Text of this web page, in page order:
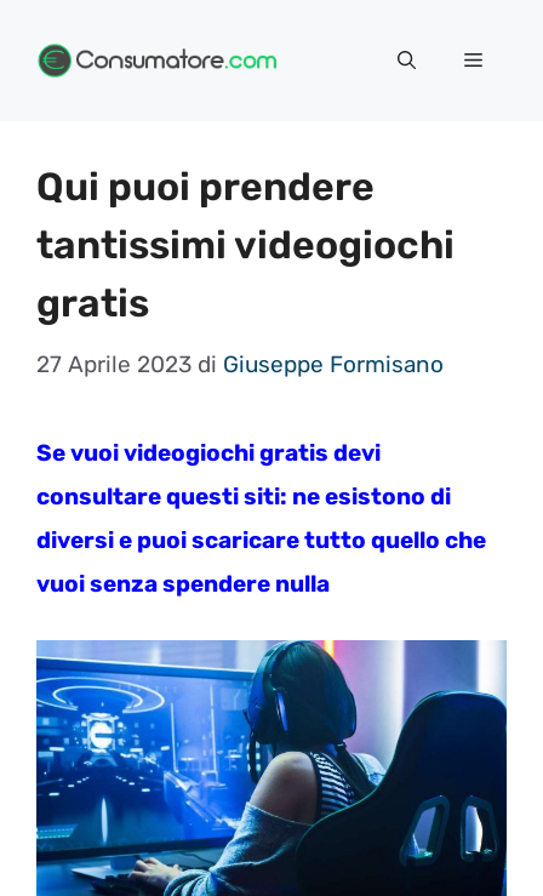
Menu
Qui puoi prendere
tantissimi videogiochi
gratis
27 Aprile 2023 di Giuseppe Formisano
Se vuoi videogiochi gratis devi
consultare questi siti: ne esistono di
diversi e puoi scaricare tutto quello che
vuoi senza spendere nulla